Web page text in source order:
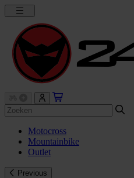
Motocross
Mountainbike
Outlet
Previous